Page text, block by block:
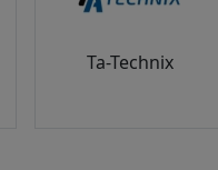
Ta-Technix